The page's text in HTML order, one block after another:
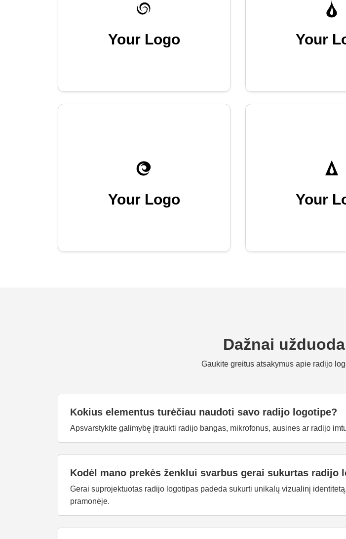
Your Logo Your
Your Logo Your
Dažnai
Gaukite greitus atsakymus apie radijo
Kokius elementus turėčiau naudoti savo radijo logotipe?
Apsvarstykite galimybę įtraukti radijo bangas, mikrofonus, ausines ar radijo
Kodėl mano prekės ženklui svarbus gerai sukurtas radijo
Gerai suprojektuotas radijo logotipas padeda sukurti unikalų vizualinį
pramonėje.